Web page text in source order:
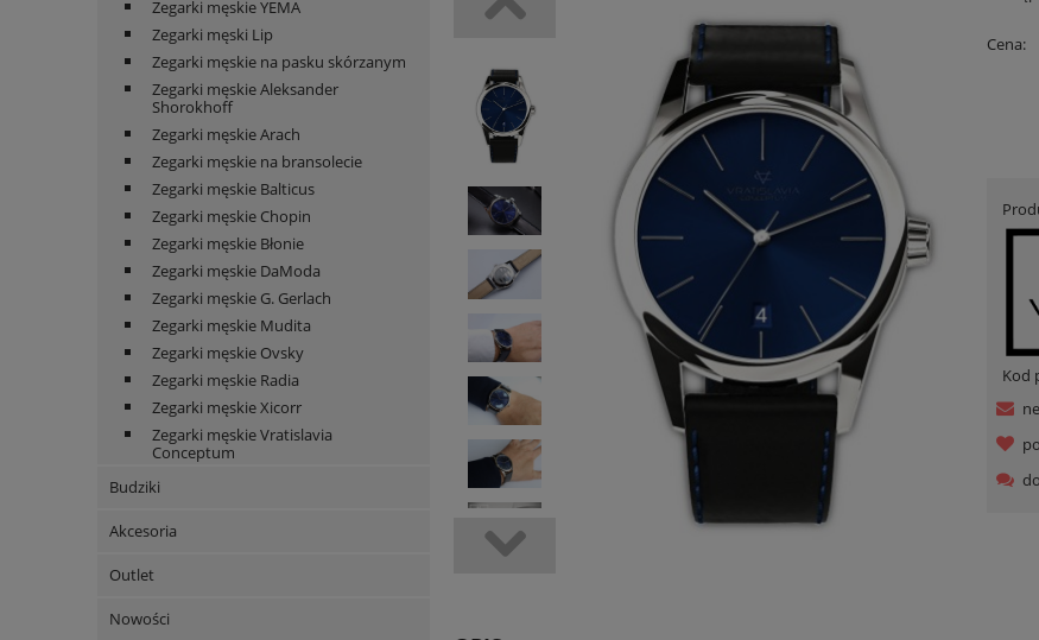
Zegarki męskie YEMA
Zegarki męski Lip
Zegarki męskie na pasku skórzanym
Zegarki męskie Aleksander
Shorokhoff
Zegarki męskie Arach
Zegarki męskie na bransolecie
Zegarki męskie Balticus
Zegarki męskie Chopin
Zegarki męskie Błonie
Zegarki męskie DaModa
Zegarki męskie G. Gerlach
Zegarki męskie Mudita
Zegarki męskie Ovsky
Zegarki męskie Radia
Zegarki męskie Xicorr
Zegarki męskie Vratislavia
Conceptum
Budziki
Akcesoria
Outlet
Nowości
Cena:
Kod